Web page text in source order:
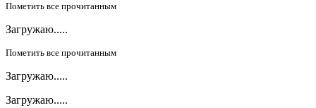
Пометить все прочитанным
Загружаю.....
Пометить все прочитанным
Загружаю.....
Загружаю.....